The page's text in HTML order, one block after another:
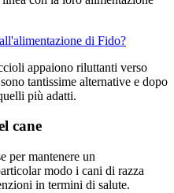
di Fido?
appaiono riluttanti verso
tantissime alternative e dopo
più adatti.
cane
per mantenere un
modo i cani di razza
in termini di salute.